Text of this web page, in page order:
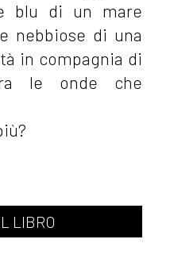
blu di un mare
nebbiose di una
in compagnia di
le onde che
LIBRO